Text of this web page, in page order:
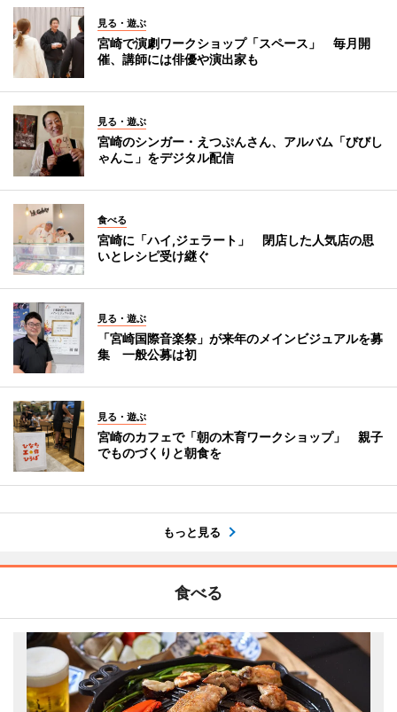
見る・遊ぶ
宮崎で演劇ワークショップ「スペース」 毎月開
催、講師には俳優や演出家も
見る・遊ぶ
宮崎のシンガー・えつぷんさん、アルバム「びびし
ゃんこ」をデジタル配信
食べる
宮崎に「ハイ,ジェラート」 閉店した人気店の思
いとレシピ受け継ぐ
見る・遊ぶ
「宮崎国際音楽祭」が来年のメインビジュアルを募
集 一般公募は初
見る・遊ぶ
宮崎のカフェで「朝の木育ワークショップ」 親子
でものづくりと朝食を
もっと見る
食べる